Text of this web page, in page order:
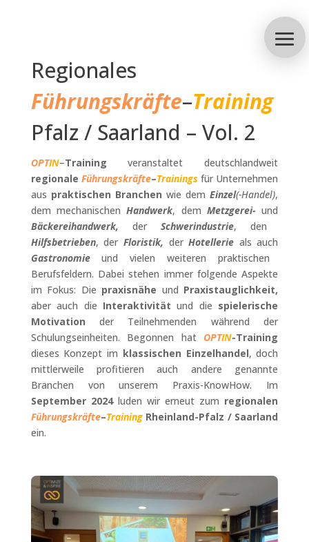
Regionales
Führungskräfte–Training
Pfalz / Saarland – Vol. 2
OPTIN–Training veranstaltet deutschlandweit
regionale Führungskräfte–Trainingsfür Unternehmen
aus praktischen Branchen wie demEinzel(-Handel),
dem mechanischenHandwerk, dem Metzgerei-und
Bäckereihandwerk, der Schwerindustrie, den
Hilfsbetrieben, der Floristik, derHotellerie als auch
Gastronomieund vielen weiteren praktischen
Berufsfeldern. Dabei stehen immer folgende Aspekte
im Fokus: Die praxisnähe und Praxistauglichkeit,
aber auch die Interaktivität und die spielerische
Motivation der Teilnehmenden während der
Schulungseinheiten. Begonnen hat OPTIN-Training
dieses Konzept im klassischen Einzelhandel, doch
mittlerweile profitieren auch andere genannte
Branchen von unserem Praxis-KnowHow. Im
September 2024luden wir erneut zum regionalen
Führungskräfte–TrainingRheinland-Pfalz / Saarland
ein.